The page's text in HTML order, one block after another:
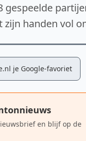
gespeelde
zijn handen vol
je Google-favoriet
en blijf op de